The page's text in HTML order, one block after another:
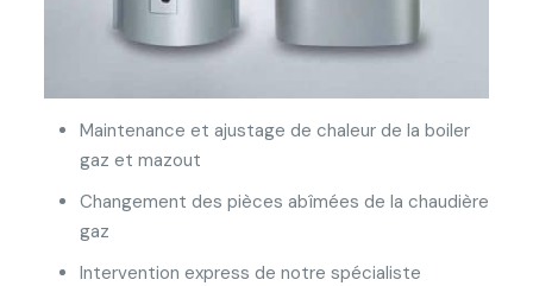
Maintenance et ajustage de chaleur de la boiler
gaz et mazout
Changement des pièces abîmées de la chaudière
gaz
Intervention express de notre spécialiste